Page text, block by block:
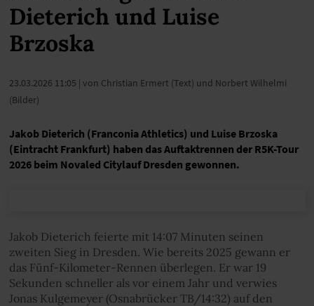
Dieterich und Luise
Brzoska
23.03.2026 11:05 | von Christian Ermert (Text) und Norbert Wilhelmi
(Bilder)
Jakob Dieterich (Franconia Athletics) und Luise Brzoska
(Eintracht Frankfurt) haben das Auftaktrennen der R5K-Tour
2026 beim Novaled Citylauf Dresden gewonnen.
Jakob Dieterich feierte mit 14:07 Minuten seinen
zweiten Sieg in Dresden. Wie bereits 2025 gewann er
das Fünf-Kilometer-Rennen überlegen. Er war 19
Sekunden schneller als vor einem Jahr und verwies
Jonas Kulgemeyer (Osnabrücker TB/14:32) auf den